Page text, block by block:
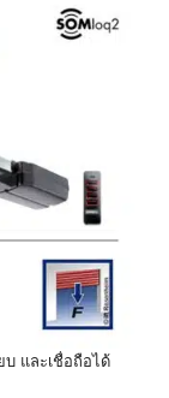
และเชื่อถือได้